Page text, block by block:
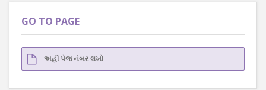
GO TO PAGE